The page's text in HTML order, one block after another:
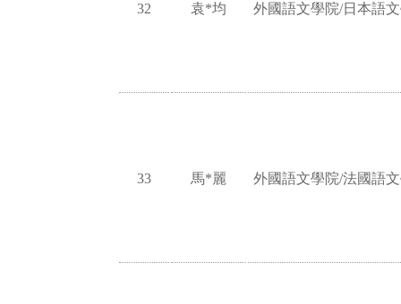
32 袁*均 外國語文學院/日本語
33 馬*麗 外國語文學院/法國語